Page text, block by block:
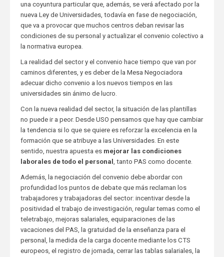
una coyuntura particular que, además, se verá afectado por la
nueva Ley de Universidades, todavía en fase de negociación,
que va a provocar que muchos centros deban revisar las
condiciones de su personal y actualizar el convenio colectivo a
la normativa europea.
La realidad del sector y el convenio hace tiempo que van por
caminos diferentes, y es deber de la Mesa Negociadora
adecuar dicho convenio a los nuevos tiempos en las
universidades sin ánimo de lucro.
Con la nueva realidad del sector, la situación de las plantillas
no puede ir a peor. Desde USO pensamos que hay que cambiar
la tendencia si lo que se quiere es reforzar la excelencia en la
formación que se atribuye a las Universidades. En este
sentido, nuestra apuesta es mejorar las condiciones
laborales de todo el personal , tanto PAS como docente.
Además, la negociación del convenio debe abordar con
profundidad los puntos de debate que más reclaman los
trabajadores y trabajadoras del sector: incentivar desde la
positividad el trabajo de investigación, regular temas como el
teletrabajo, mejoras salariales, equiparaciones de las
vacaciones del PAS, la gratuidad de la enseñanza para el
personal, la medida de la carga docente mediante los CTS
europeos, el registro de jornada, cerrar las tablas salariales, la